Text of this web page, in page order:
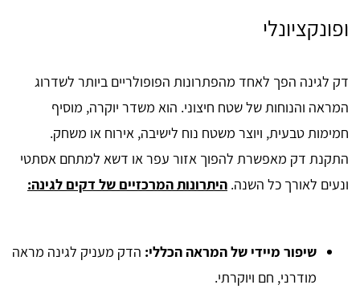
ופונקציונלי
דק לגינה הפך לאחד מהפתרונות הפופולריים ביותר לשדרוג
המראה והנוחות של שטח חיצוני. הוא משדר יוקרה, מוסיף
חמימות טבעית, ויוצר משטח נוח לישיבה, אירוח או משחק.
התקנת דק מאפשרת להפוך אזור עפר או דשא למתחם אסתטי
ונעים לאורך כל השנה. היתרונות המרכזיים של דקים לגינה:
שיפור מיידי של המראה הכללי: הדק מעניק לגינה מראה
מודרני, חם ויוקרתי.